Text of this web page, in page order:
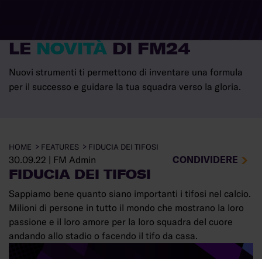
LE NOVITÀ DI FM24
Nuovi strumenti ti permettono di inventare una formula
per il successo e guidare la tua squadra verso la gloria.
HOME FEATURES FIDUCIA DEI TIFOSI
30.09.22 FM Admin CONDIVIDERE
FIDUCIA DEI TIFOSI
Sappiamo bene quanto siano importanti i tifosi nel calcio.
Milioni di persone in tutto il mondo che mostrano la loro
passione e il loro amore per la loro squadra del cuore
andando allo stadio o facendo il tifo da casa.